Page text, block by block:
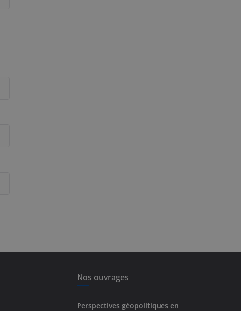
Nos ouvrages
Perspectives géopolitiques en